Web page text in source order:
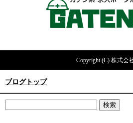
Copyright (C) 株式会
ブログトップ